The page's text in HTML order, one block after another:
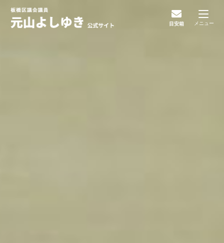
目安箱 メニュー